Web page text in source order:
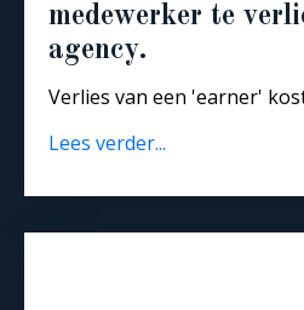
medewerker te
agency.
Verlies van een 'earner'
Lees verder...